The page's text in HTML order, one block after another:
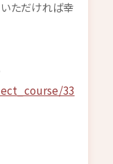
ただければ幸
33